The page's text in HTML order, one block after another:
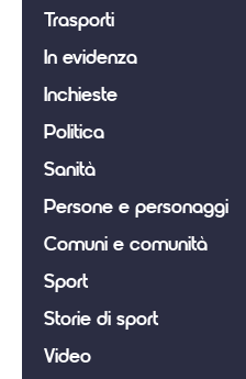
Trasporti
In evidenza
Inchieste
Politica
Sanità
Persone e personaggi
Comuni e comunità
Sport
Storie di sport
Video